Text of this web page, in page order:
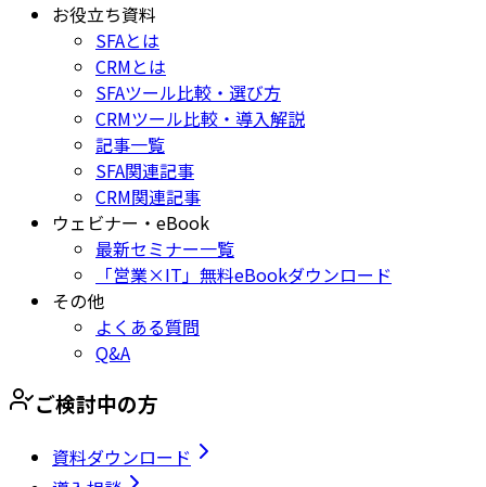
お役立ち資料
SFAとは
CRMとは
SFAツール比較・選び方
CRMツール比較・導入解説
記事一覧
SFA関連記事
CRM関連記事
ウェビナー・eBook
最新セミナー一覧
「営業×IT」無料eBookダウンロード
その他
よくある質問
Q&A
ご検討中の方
資料ダウンロード